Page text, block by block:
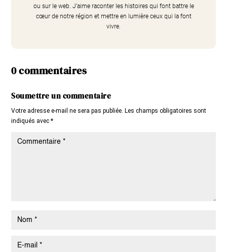
ou sur le web. J'aime raconter les histoires qui font battre le
cœur de notre région et mettre en lumière ceux qui la font
vivre.
0 commentaires
Soumettre un commentaire
Votre adresse e-mail ne sera pas publiée. Les champs obligatoires sont
indiqués avec*